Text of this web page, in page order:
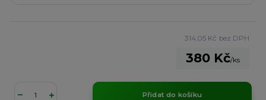
380 Kč/ks
314,05 Kč bez DPH
Přidat do košíku